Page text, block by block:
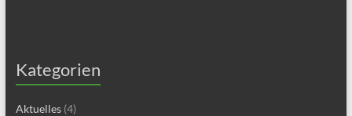
Kategorien
Aktuelles(4)